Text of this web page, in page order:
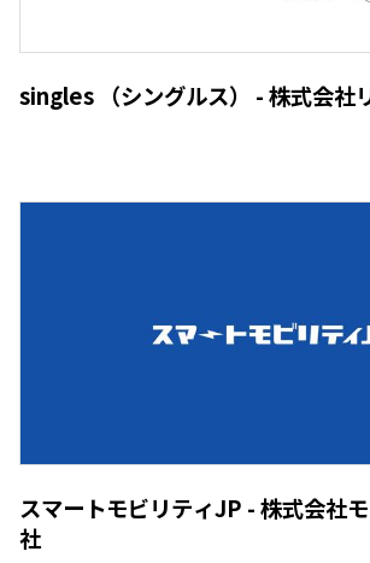
singles （シングルス） - 株式会社
スマートモビリティJP - 株式会社
社